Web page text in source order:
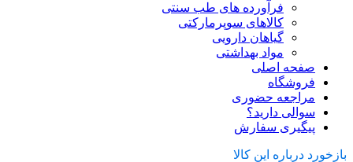
فرآورده های طب سنتی
کالاهای سوپرمارکتی
گیاهان دارویی
مواد بهداشتی
صفحه اصلی
فروشگاه
مراجعه حضوری
سوالی دارید؟
پیگیری سفارش
بازخورد درباره این کالا